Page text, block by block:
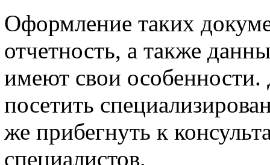
Оформление таких
отчетность, а также
имеют свои особенности.
посетить
же прибегнуть к
специалистов.